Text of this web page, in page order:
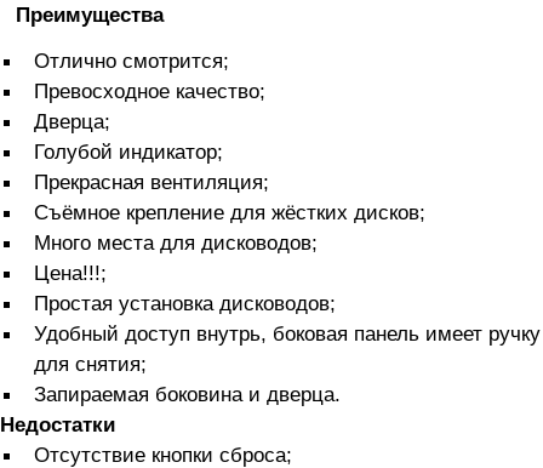
Преимущества
Отлично смотрится;
Превосходное качество;
Дверца;
Голубой индикатор;
Прекрасная вентиляция;
Съёмное крепление для жёстких дисков;
Много места для дисководов;
Цена!!!;
Простая установка дисководов;
Удобный доступ внутрь, боковая панель имеет ручку
для снятия;
Запираемая боковина и дверца.
Недостатки
Отсутствие кнопки сброса;